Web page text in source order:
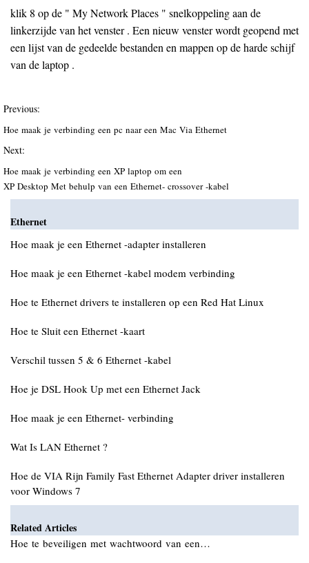
klik 8 op de " My Network Places " snelkoppeling aan de
linkerzijde van het venster . Een nieuw venster wordt geopend met
een lijst van de gedeelde bestanden en mappen op de harde schijf
van de laptop .
Previous:
Hoe maak je verbinding een pc naar een Mac Via Ethernet
Next:
Hoe maak je verbinding een XP laptop om een ​​
XP Desktop Met behulp van een Ethernet- crossover -kabel
Ethernet
Hoe maak je een Ethernet -adapter installeren
Hoe maak je een Ethernet -kabel modem verbinding
Hoe te Ethernet drivers te installeren op een Red Hat Linux
Hoe te Sluit een Ethernet -kaart
Verschil tussen 5 & 6 Ethernet -kabel
Hoe je DSL Hook Up met een Ethernet Jack
Hoe maak je een Ethernet- verbinding
Wat Is LAN Ethernet ?
Hoe de VIA Rijn Family Fast Ethernet Adapter driver installeren
voor Windows 7
Related Articles
Hoe te beveiligen met wachtwoord van een…